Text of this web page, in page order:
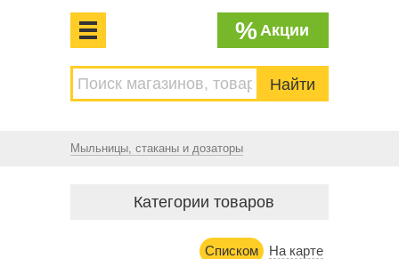
МЕНЮ
%Акции
Мыльницы, стаканы и дозаторы
Категории товаров
На карте
Списком